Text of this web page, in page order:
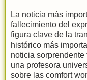
La noticia más
fallecimiento del
figura clave de la
histórico más
noticia
una profesora
sobre las comfort